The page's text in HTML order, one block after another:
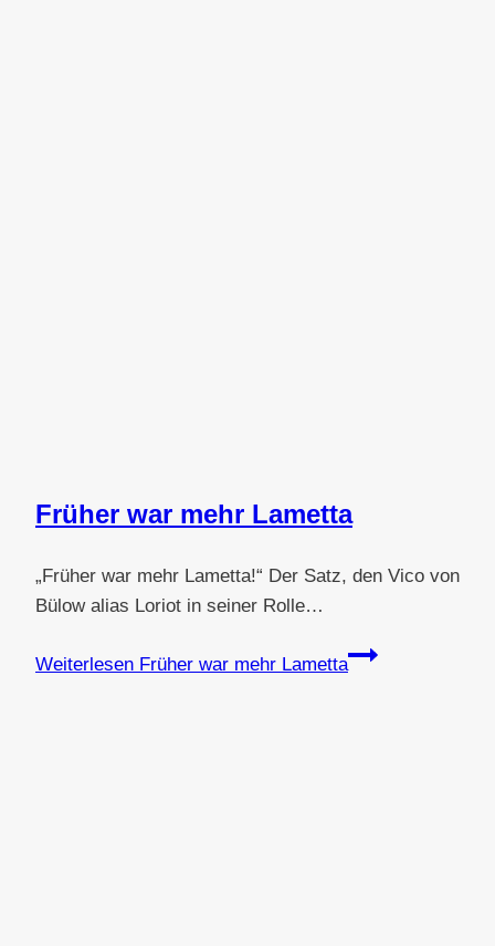
Früher war mehr Lametta
„Früher war mehr Lametta!“ Der Satz, den Vico von
Bülow alias Loriot in seiner Rolle…
Weiterlesen Früher war mehr Lametta